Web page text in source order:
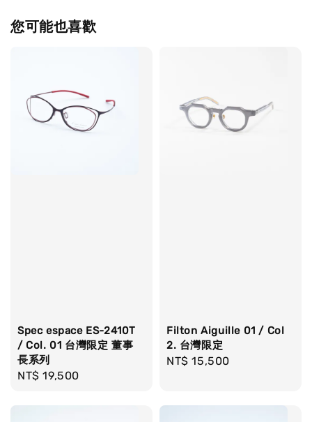
您可能也喜歡
Spec espace ES-2410T
/ Col. 01 台灣限定 董事
長系列
Regular
NT$ 19,500
Filton Aiguille 01 / Col
2. 台灣限定
Regular
NT$ 15,500